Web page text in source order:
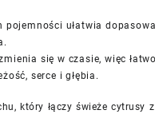
pojemności ułatwia
się w czasie, więc
serce i głębia.
który łączy świeże cytrusy